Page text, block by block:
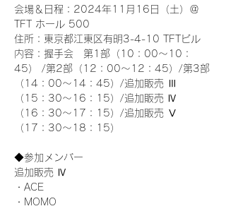
会場＆日程：2024年11月16日（土）＠
TFT ホール 500
住所：東京都江東区有明3-4-10 TFTビル
内容：握手会　第1部（10：00～10：
45） /第2部（12：00～12：45）/第3部
（14：00～14：45）/追加販売 Ⅲ
（15：30～16：15）/追加販売 Ⅳ
（16：30～17：15）/追加販売 Ⅴ
（17：30～18：15）
◆参加メンバー
追加販売 Ⅳ
・ACE
・MOMO